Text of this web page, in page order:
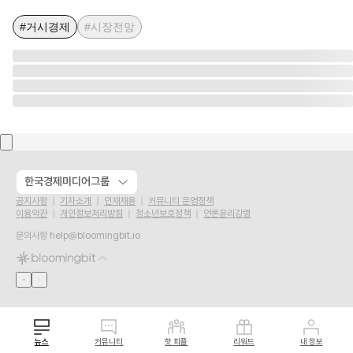
#거시경제 #시장전망
한국경제미디어그룹
공지사항 기자소개 인재채용
커뮤니티 운영정책
이용약관
개인정보처리방침 청소년보호정책
언론윤리강령
문의사항 help@bloomingbit.io
뉴스 커뮤니티 핫 피플 리워드 내 정보